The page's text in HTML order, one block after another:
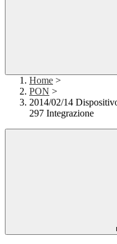
Home >
PON >
2014/02/14
297 Integrazione